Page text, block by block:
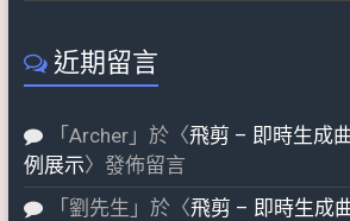
近期留言
「 Archer」於〈飛剪 – 即時生成
例展示〉發佈留言
「 劉先生 」於〈飛剪 – 即時生成